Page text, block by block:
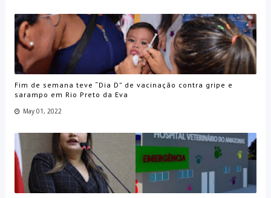
Fim de semana teve “Dia D” de vacinação contra gripe e
sarampo em Rio Preto da Eva
May 01, 2022